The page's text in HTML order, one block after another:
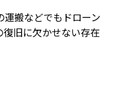
搬などでもドローン
旧に欠かせない存在